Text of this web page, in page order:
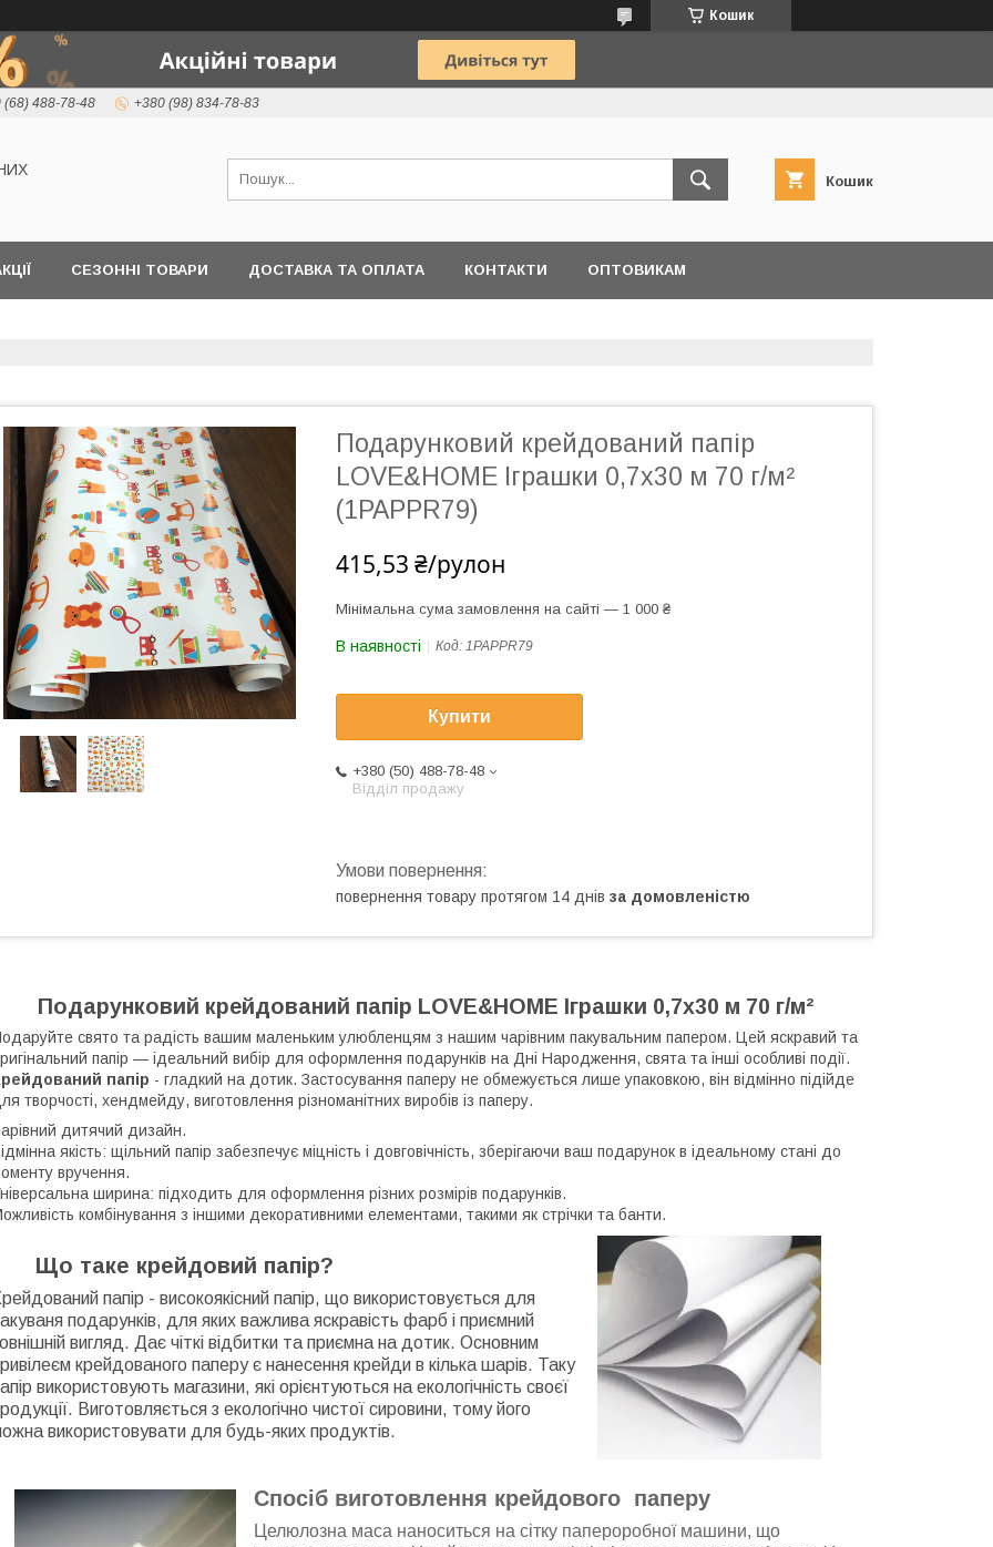
Кошик
(68) 488-78-48 +380 (98) 834-78-83
Кошик
СЕЗОННІ ТОВАРИ ДОСТАВКА ТА ОПЛАТА КОНТАКТИ ОПТОВИКАМ
Подарунковий крейдований папір
LOVE&HOME Іграшки 0,7х30 м 70 г/м²
(1PAPPR79)
415,53 ₴/рулон
Мінімальна сума замовлення на сайті — 1 000 ₴
В наявності Код: 1PAPPR79
Купити
+380 (50) 488-78-48
Відділ продажу
повернення товару протягом 14 днів за домовленістю
Подарунковий крейдований папір LOVE&HOME Іграшки 0,7х30 м 70 г/м²
свято та радість вашим маленьким улюбленцям з нашим чарівним пакувальним папером. Цей яскравий та
папір — ідеальний вибір для оформлення подарунків на Дні Народження, свята та інші особливі події.
папір - гладкий на дотик. Застосування паперу не обмежується лише упаковкою, він відмінно підійде
творчості, хендмейду, виготовлення різноманітних виробів із паперу.
дитячий дизайн.
якість: щільний папір забезпечує міцність і довговічність, зберігаючи ваш подарунок в ідеальному стані до
вручення.
ширина: підходить для оформлення різних розмірів подарунків.
комбінування з іншими декоративними елементами, такими як стрічки та банти.
Що таке крейдовий папір?
папір - високоякісний папір, що використовується для
подарунків, для яких важлива яскравість фарб і приємний
вигляд. Дає чіткі відбитки та приємна на дотик. Основним
крейдованого паперу є нанесення крейди в кілька шарів. Таку
використовують магазини, які орієнтуються на екологічність своєї
Виготовляється з екологічно чистої сировини, тому його
використовувати для будь-яких продуктів.
Спосіб виготовлення крейдового паперу
Целюлозна маса наноситься на сітку папероробної машини, що